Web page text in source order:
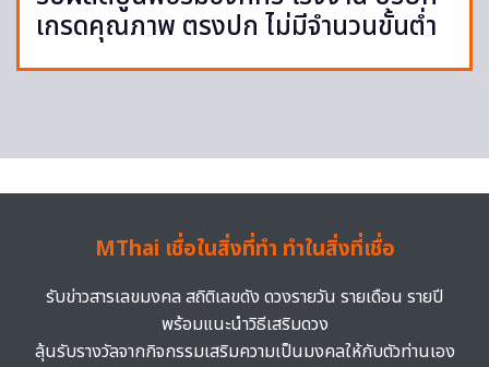
เกรดคุณภาพ ตรงปก ไม่มีจำนวนขั้นต่ำ
MThai เชื่อในสิ่งที่ทำ ทำในสิ่งที่เชื่อ
รับข่าวสารเลขมงคล สถิติเลขดัง ดวงรายวัน รายเดือน รายปี
พร้อมแนะนำวิธีเสริมดวง
ลุ้นรับรางวัลจากกิจกรรมเสริมความเป็นมงคลให้กับตัวท่านเอง